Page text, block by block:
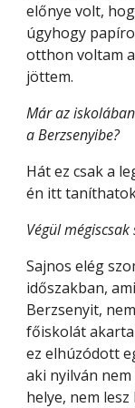
előnye volt,
úgyhogy
otthon voltam
jöttem.
Már az
a Berzsenyibe?
Hát ez csak a
én itt
Végül
Sajnos elég
időszakban,
Berzsenyit,
főiskolát
ez elhúzódott
aki nyilván
helye, nem